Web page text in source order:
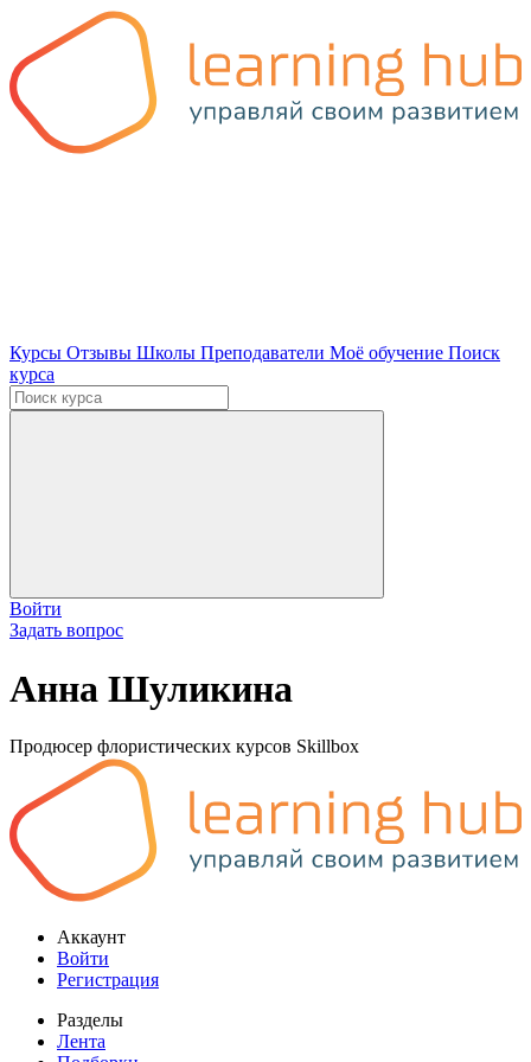
Курсы Отзывы Школы Преподаватели Моё обучение Поиск
курса
Войти
Задать вопрос
Анна Шуликина
Продюсер флористических курсов Skillbox
Аккаунт
Войти
Регистрация
Разделы
Лента